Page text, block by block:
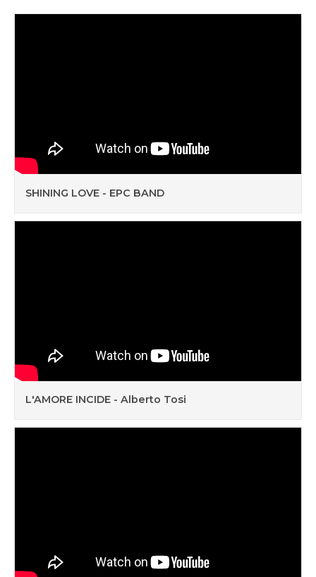
SHINING LOVE - EPC BAND
L'AMORE INCIDE - Alberto Tosi